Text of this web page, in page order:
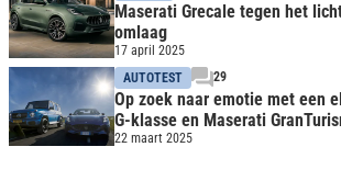
Maserati Grecale tegen het
omlaag
17 april 2025
AUTOTEST
29
Op zoek naar emotie met een
G-klasse en Maserati
22 maart 2025